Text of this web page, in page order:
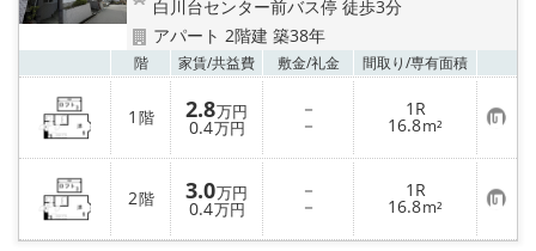
白川台センター前バス停 徒歩3分
アパート 2階建 築38年
階 家賃/共益費 敷金/礼金 間取り/専有面積
1 階 2.8万円
0.4万円
－
－
1R
16.8m² お
気
に
入
り
登
録
2階 3.0万円
0.4万円
－
－
1R
16.8m² お
気
に